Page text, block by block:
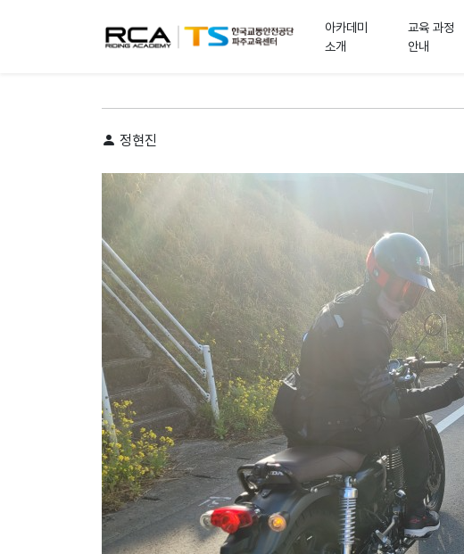
아카데미
소개
교육 과정
안내
대회/투어 공지 :: 5,6월 일본투어 공지
정현진